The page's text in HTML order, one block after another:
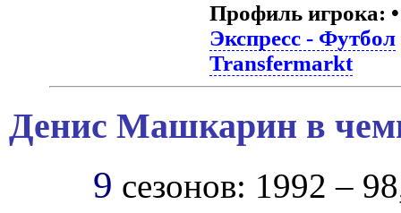
Профиль игрока:
Экспресс - Футбол
Transfermarkt
Денис Машкарин в
9 сезонов: 1992 –